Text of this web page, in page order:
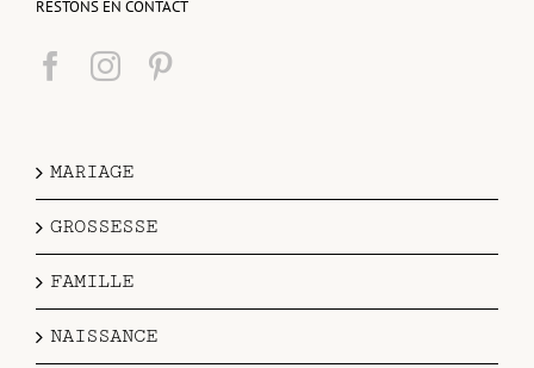
RESTONS EN CONTACT
MARIAGE
GROSSESSE
FAMILLE
NAISSANCE